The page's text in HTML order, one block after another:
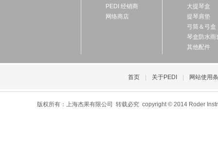
PEDI 经销商
网络商店
大提琴盒
提琴肩垫
弓筒＆弓盒
琴盒防水雨
其他配件
首页 关于PEDI 网站使用
版权所有：上海杰果有限公司 转载必究 copyright © 2014 Roder